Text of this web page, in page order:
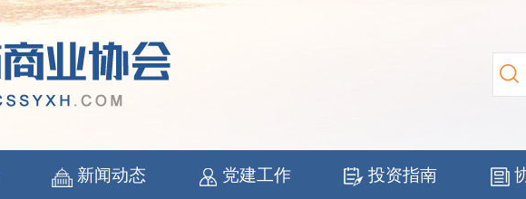
新闻动态 党建工作 投资指南